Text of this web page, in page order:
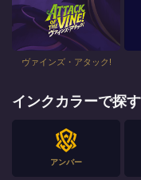
ヴァインズ・アタック!
インクカラーで探す
アンバー